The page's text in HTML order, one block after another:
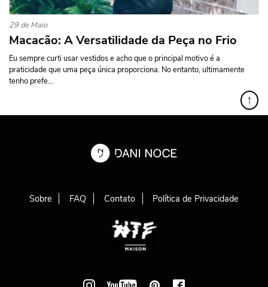
29 de Maio
Macacão: A Versatilidade da Peça no Frio
Eu sempre curti usar vestidos e acho que o principal motivo é a
praticidade que uma peça única proporciona. No entanto, ultimamente
tenho prefe...
↑
Sobre FAQ Contato Política de Privacidade